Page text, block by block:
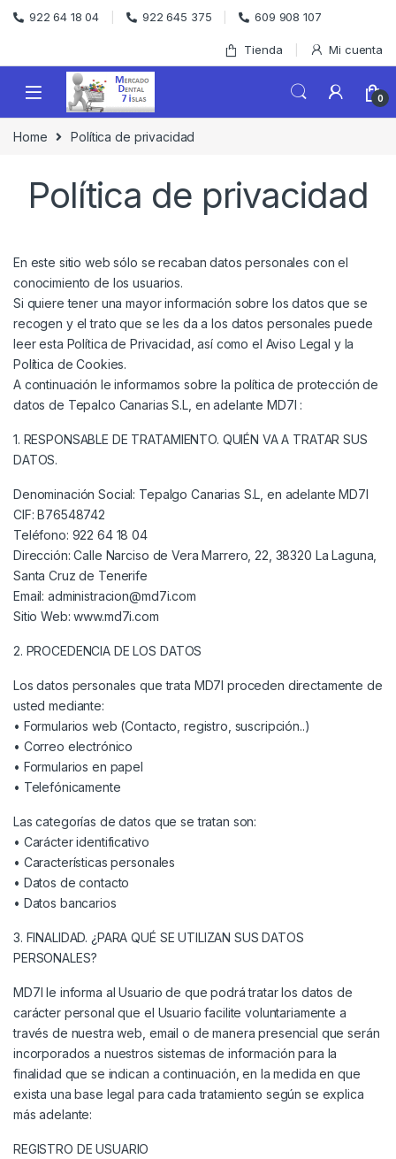
Skip to navigation
Skip to content
922 64 18 04 922 645 375 609 908 107
Tienda Mi cuenta
0
Home Política de privacidad
Política de privacidad
En este sitio web sólo se recaban datos personales con el
conocimiento de los usuarios.
Si quiere tener una mayor información sobre los datos que se
recogen y el trato que se les da a los datos personales puede
leer esta Política de Privacidad, así como el Aviso Legal y la
Política de Cookies.
A continuación le informamos sobre la política de protección de
datos de Tepalco Canarias S.L, en adelante MD7I :
1. RESPONSABLE DE TRATAMIENTO. QUIÉN VA A TRATAR SUS
DATOS.
Denominación Social: Tepalgo Canarias S.L, en adelante MD7I
CIF: B76548742
Teléfono: 922 64 18 04
Dirección:Calle Narciso de Vera Marrero, 22, 38320 La Laguna,
Santa Cruz de Tenerife
Email: administracion@md7i.com
Sitio Web: www.md7i.com
2. PROCEDENCIA DE LOS DATOS
Los datos personales que trata MD7I proceden directamente de
usted mediante:
• Formularios web (Contacto, registro, suscripción..)
• Correo electrónico
• Formularios en papel
• Telefónicamente
Las categorías de datos que se tratan son:
• Carácter identificativo
• Características personales
• Datos de contacto
• Datos bancarios
3. FINALIDAD. ¿PARA QUÉ SE UTILIZAN SUS DATOS
PERSONALES?
MD7I le informa al Usuario de que podrá tratar los datos de
carácter personal que el Usuario facilite voluntariamente a
través de nuestra web, email o de manera presencial que serán
incorporados a nuestros sistemas de información para la
finalidad que se indican a continuación, en la medida en que
exista una base legal para cada tratamiento según se explica
más adelante:
REGISTRO DE USUARIO